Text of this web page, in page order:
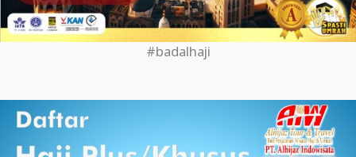
#badalhaji